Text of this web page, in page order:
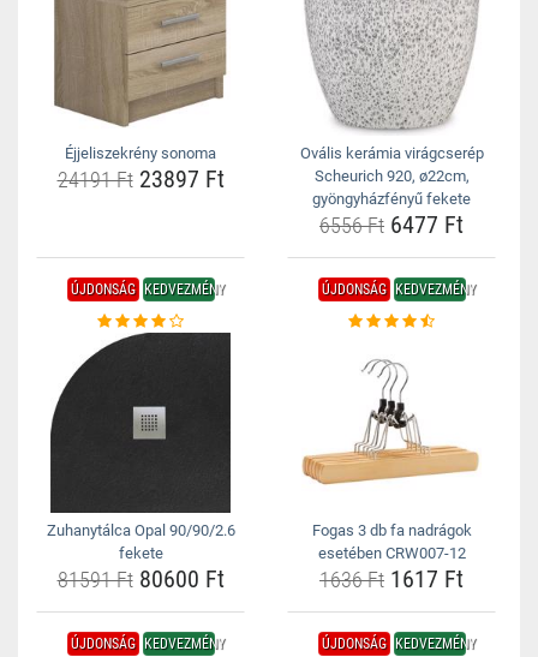
Éjjeliszekrény sonoma
24191 Ft23897 Ft
Ovális kerámia virágcserép
Scheurich 920, ø22cm,
gyöngyházfényű fekete
6556 Ft 6477 Ft
ÚJDONSÁG KEDVEZMÉNY
Zuhanytálca Opal 90/90/2.6
fekete
81591 Ft80600 Ft
ÚJDONSÁG KEDVEZMÉNY
Fogas 3 db fa nadrágok
esetében CRW007-12
1636 Ft 1617 Ft
ÚJDONSÁG KEDVEZMÉNY ÚJDONSÁG KEDVEZMÉNY